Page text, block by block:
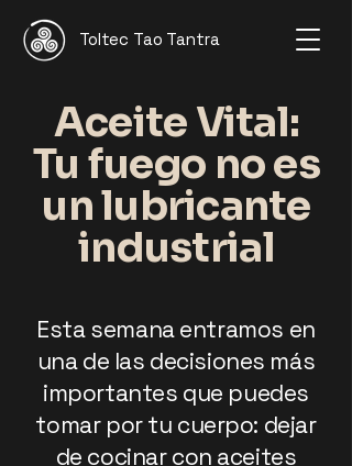
Toltec Tao Tantra
Aceite Vital:
Tu fuego no es
un lubricante
industrial
Esta semana entramos en
una de las decisiones más
importantes que puedes
tomar por tu cuerpo: dejar
de cocinar con aceites